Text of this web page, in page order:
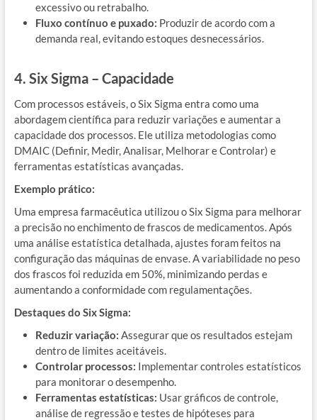
excessivo ou retrabalho.
Fluxo contínuo e puxado: Produzir de acordo com a
demanda real, evitando estoques desnecessários.
4. Six Sigma – Capacidade
Com processos estáveis, o Six Sigma entra como uma
abordagem científica para reduzir variações e aumentar a
capacidade dos processos. Ele utiliza metodologias como
DMAIC (Definir, Medir, Analisar, Melhorar e Controlar) e
ferramentas estatísticas avançadas.
Exemplo prático:
Uma empresa farmacêutica utilizou o Six Sigma para melhorar
a precisão no enchimento de frascos de medicamentos. Após
uma análise estatística detalhada, ajustes foram feitos na
configuração das máquinas de envase. A variabilidade no peso
dos frascos foi reduzida em 50%, minimizando perdas e
aumentando a conformidade com regulamentações.
Destaques do Six Sigma:
Reduzir variação: Assegurar que os resultados estejam
dentro de limites aceitáveis.
Controlar processos: Implementar controles estatísticos
para monitorar o desempenho.
Ferramentas estatísticas: Usar gráficos de controle,
análise de regressão e testes de hipóteses para